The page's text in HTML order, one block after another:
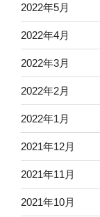
2022年5月
2022年4月
2022年3月
2022年2月
2022年1月
2021年12月
2021年11月
2021年10月